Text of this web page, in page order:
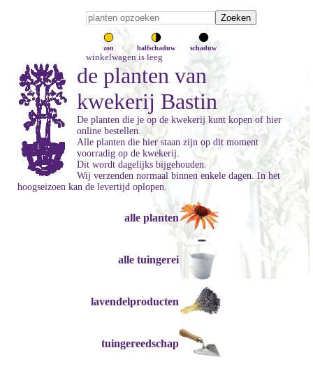
zon halfschaduw schaduw
winkelwagen is leeg
de planten van
kwekerij Bastin
De planten die je op de kwekerij kunt kopen of hier
online bestellen.
Alle planten die hier staan zijn op dit moment
voorradig op de kwekerij.
Dit wordt dagelijks bijgehouden.
Wij verzenden normaal binnen enkele dagen. In het
hoogseizoen kan de levertijd oplopen.
alle planten
alle tuingerei
lavendelproducten
tuingereedschap